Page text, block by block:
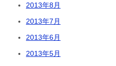
2013年8月
2013年7月
2013年6月
2013年5月